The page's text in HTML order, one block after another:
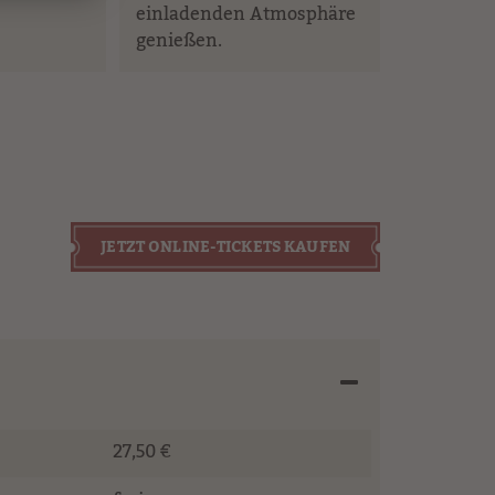
einladenden Atmosphäre
genießen.
JETZT ONLINE-TICKETS KAUFEN
27,50 €